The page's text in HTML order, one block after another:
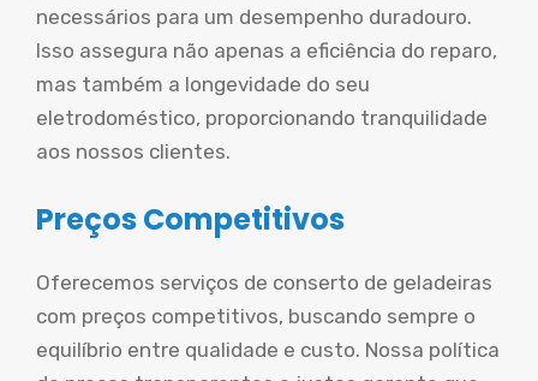
necessários para um desempenho duradouro.
Isso assegura não apenas a eficiência do reparo,
mas também a longevidade do seu
eletrodoméstico, proporcionando tranquilidade
aos nossos clientes.
Preços Competitivos
Oferecemos serviços de conserto de geladeiras
com preços competitivos, buscando sempre o
equilíbrio entre qualidade e custo. Nossa política